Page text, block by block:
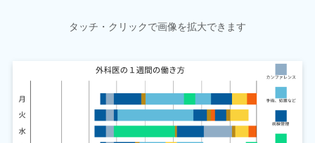
タッチ・クリックで画像を拡大できます